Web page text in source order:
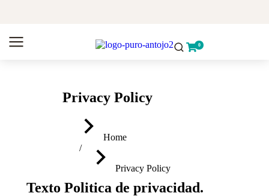
Privacy Policy
You are here:
Home
Privacy Policy
Texto Politica de privacidad.